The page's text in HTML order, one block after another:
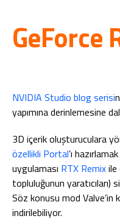
GeForce
NVIDIA Studio blog serisi
yapımına derinlemesine
3D içerik oluşturuculara
özellikli Portal’ı
uygulaması RTX Remixile
topluluğunun yaratıcıları)
Söz konusu mod
indirilebiliyor.